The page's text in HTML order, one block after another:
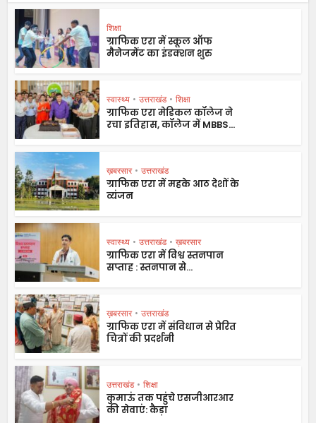
शिक्षा
ग्राफिक एरा में स्कूल ऑफ
मैनेजमेंट का इंडक्शन शुरु
स्वास्थ्य • उत्तराखंड • शिक्षा
ग्राफिक एरा मेडिकल कॉलेज ने
रचा इतिहास, कॉलेज में MBBS...
ख़बरसार • उत्तराखंड
ग्राफिक एरा में महके आठ देशों के
व्यंजन
स्वास्थ्य • उत्तराखंड • ख़बरसार
ग्राफिक एरा में विश्व स्तनपान
सप्ताह : स्तनपान से...
ख़बरसार • उत्तराखंड
ग्राफिक एरा में संविधान से प्रेरित
चित्रों की प्रदर्शनी
उत्तराखंड • शिक्षा
कुमाऊं तक पहुंचे एसजीआरआर
की सेवाएं: कैड़ा